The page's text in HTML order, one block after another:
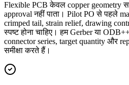
Flexible PCB केवल copper geometry
approval नहीं पाता। Pilot PO से पहले
crimped tail, strain relief, drawing
स्पष्ट होना चाहिए। हम Gerber या
connector series, target quantity और
समीक्षा करते हैं।